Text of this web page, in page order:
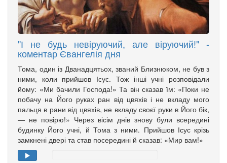
"І не будь невіруючий, але віруючий!" -
коментар Євангелія дня
Тома, один із Дванадцятьох, званий Близнюком, не був з
ними, коли прийшов Ісус. Тож інші учні розповідали
йому: «Ми бачили Господа!» Та він сказав їм: «Поки не
побачу на Його руках ран від цвяхів і не вкладу мого
пальця в рани від цвяхів, не вкладу своєї руки в Його бік,
— не повірю!» Через вісім днів знову були всередині
будинку Його учні, й Тома з ними. Прийшов Ісус крізь
замкнені двері та став посередині й сказав: «Мир вам!»